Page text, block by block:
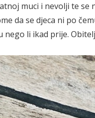
muci i nevolji te
da se djeca ni po
li ikad prije.